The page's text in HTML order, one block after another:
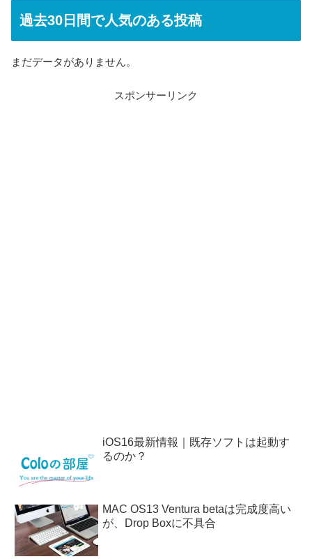
過去30日間で人気のある投稿
まだデータがありません。
スポンサーリンク
iOS16最新情報｜既存ソフトは起動す
るのか？
MAC OS13 Ventura betaは完成度高い
が、Drop Boxに不具合